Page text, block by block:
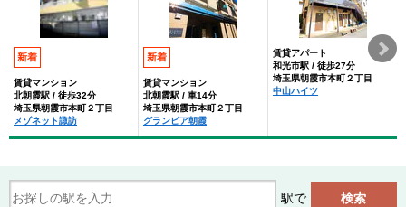
新着
賃貸マンション
北朝霞駅 / 徒歩32分
埼玉県朝霞市本町２丁目
メゾネット諏訪
新着
賃貸マンション
北朝霞駅 / 車14分
埼玉県朝霞市本町２丁目
グランピア朝霞
賃貸アパート
和光市駅 / 徒歩27分
埼玉県朝霞市本町２丁目
中山ハイツ
駅で